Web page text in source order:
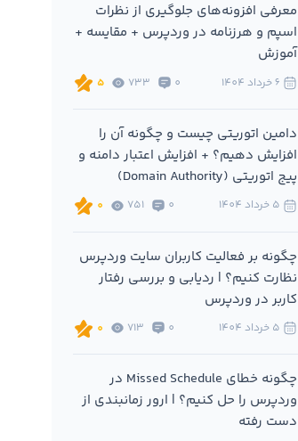
معرفی افزونه‌های جلوگیری از نظرات
اسپم و هرزنامه در وردپرس + مقایسه +
آموزش
0
733
5
دامین اتوریتی چیست و چگونه آن را
افزایش دهیم؟ + افزایش اعتبار دامنه و
پیج اتوریتی (Domain Authority)
0
751
0
چگونه بر فعالیت کاربران سایت وردپرس
نظارت کنیم؟ | ردیابی و بررسی رفتار
کاربر در وردپرس
0
713
0
چگونه خطای Missed Schedule در
وردپرس را حل کنیم؟ | ارور زمانبندی از
دست رفته